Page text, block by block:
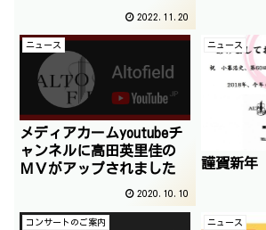
2022.11.20
ニュース
メディアカームyoutubeチ
ャンネルに高田英里佳の
ＭＶがアップされました
2020.10.10
ニュース
謹賀新年
コンサートのご案内 ニュース